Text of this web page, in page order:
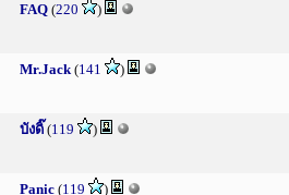
FAQ (220 )
Mr.Jack(141 )
บังดิ๊ (119 )
Panic (119 )